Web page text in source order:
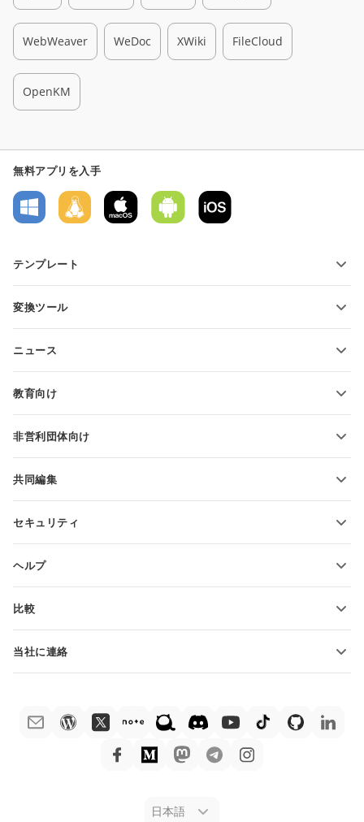
WebWeaver WeDoc XWiki FileCloud
OpenKM
無料アプリを入手
テンプレート
テキスト文書テンプレート
変換ツール
スプレッドシートの変換
PDFの変換
ニュース
教育向け
教育関係者向け
非営利団体向け
無料アカウントをリクエスト
共同編集
翻訳者向け
セキュリティ
ヘルプ
ヘルプ・センター
デモ注文
比較
ONLYOFFICE Docs vs Google Docs
ONLYOFFICE Docs vs WPS
ONLYOFFICE Docs vs Adobe Acrobat
当社に連絡
プレスリリースに関する質問press@onlyoffice.com
折返し電話をリクエスト
日本語